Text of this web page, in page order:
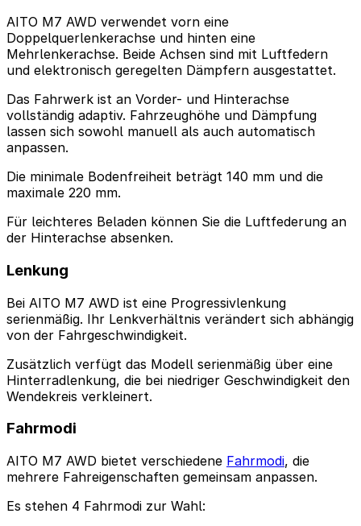
AITO M7 AWD verwendet vorn eine
Doppelquerlenkerachse und hinten eine
Mehrlenkerachse. Beide Achsen sind mit Luftfedern
und elektronisch geregelten Dämpfern ausgestattet.
Das Fahrwerk ist an Vorder- und Hinterachse
vollständig adaptiv. Fahrzeughöhe und Dämpfung
lassen sich sowohl manuell als auch automatisch
anpassen.
Die minimale Bodenfreiheit beträgt 140 mm und die
maximale 220 mm.
Für leichteres Beladen können Sie die Luftfederung an
der Hinterachse absenken.
Lenkung
Bei AITO M7 AWD ist eine Progressivlenkung
serienmäßig. Ihr Lenkverhältnis verändert sich abhängig
von der Fahrgeschwindigkeit.
Zusätzlich verfügt das Modell serienmäßig über eine
Hinterradlenkung, die bei niedriger Geschwindigkeit den
Wendekreis verkleinert.
Fahrmodi
AITO M7 AWD bietet verschiedene Fahrmodi, die
mehrere Fahreigenschaften gemeinsam anpassen.
Es stehen 4 Fahrmodi zur Wahl: